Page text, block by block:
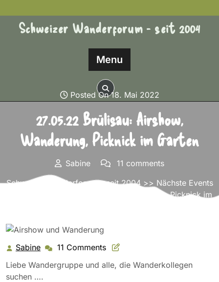
to
contentSchweizer Wanderforum - seit 2004
Menu
Posted On 18. Mai 2022
27.05.22 Brülisau: Airshow,
Wanderung, Picknick im Garten
Sabine
11 comments
Schweizer Wanderforum – seit 2004>> Nächste Events
>> 27.05.22 Brülisau: Airshow, Wanderung, Picknick im
Sabine Sabine11 Comments
Liebe Wandergruppe und alle, die Wanderkollegen
suchen ….